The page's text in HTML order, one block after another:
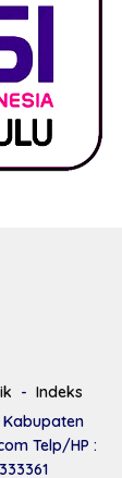
Indeks
Kabupaten
Telp/HP :